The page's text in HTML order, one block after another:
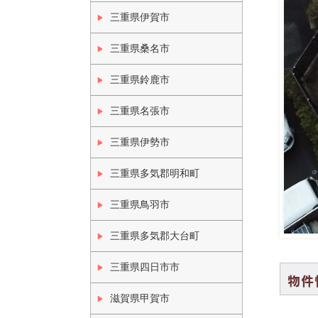
物
三重県伊賀市
三重県桑名市
三重県鈴鹿市
三重県名張市
三重県伊勢市
三重県多気郡明和町
三重県鳥羽市
三重県多気郡大台町
三重県四日市市
滋賀県甲賀市